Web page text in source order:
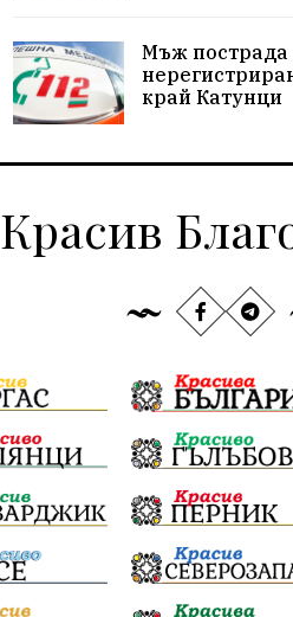
Мъж пострада
край Катунци
Красив